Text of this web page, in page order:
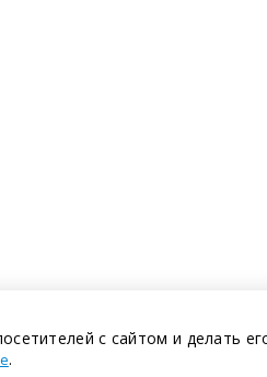
с сайтом и делать
.